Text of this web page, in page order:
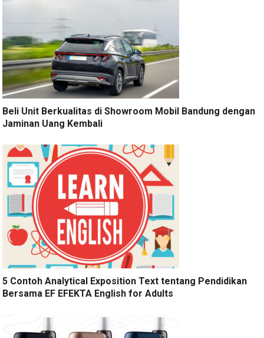
Beli Unit Berkualitas di Showroom Mobil Bandung dengan
Jaminan Uang Kembali
5 Contoh Analytical Exposition Text tentang Pendidikan
Bersama EF EFEKTA English for Adults